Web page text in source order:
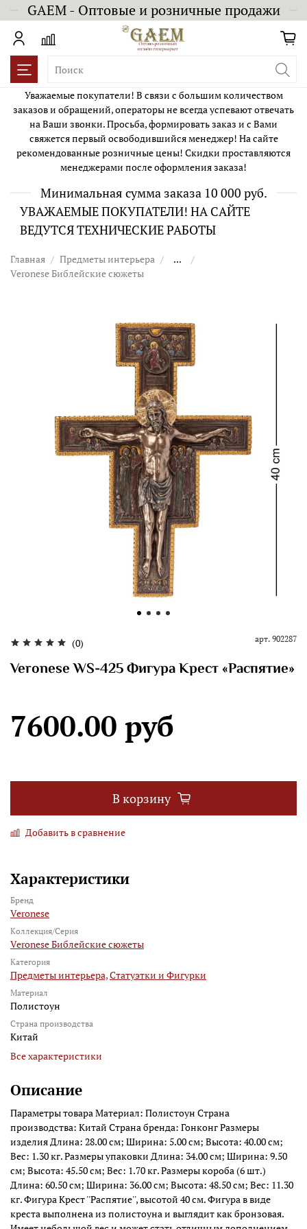
GAEM - Оптовые и розничные продажи
Уважаемые покупатели! В связи с большим количеством
заказов и обращений, операторы не всегда успевают отвечать
на Ваши звонки. Просьба, формировать заказ и с Вами
свяжется первый освободившийся менеджер! На сайте
рекомендованные розничные цены! Скидки проставляются
менеджерами после оформления заказа!
Минимальная сумма заказа 10 000 руб.
УВАЖАЕМЫЕ ПОКУПАТЕЛИ! НА САЙТЕ
ВЕДУТСЯ ТЕХНИЧЕСКИЕ РАБОТЫ
Главная Предметы интерьера
...
Veronese Библейские сюжеты
(0) арт. 902287
Veronese WS-425 Фигура Крест «Распятие»
7600.00 руб
В корзину
Добавить в сравнение
Характеристики
Бренд
Veronese
Коллекция/Серия
Veronese Библейские сюжеты
Категория
Предметы интерьера,Статуэтки и Фигурки
Материал
Полистоун
Страна производства
Китай
Все характеристики
Описание
Параметры товара Материал: Полистоун Страна
производства: Китай Страна бренда: Гонконг Размеры
изделия Длина: 28.00 см; Ширина: 5.00 см; Высота: 40.00 см;
Вес: 1.30 кг. Размеры упаковки Длина: 34.00 см; Ширина: 9.50
см; Высота: 45.50 см; Вес: 1.70 кг. Размеры короба (6 шт.)
Длина: 60.50 см; Ширина: 36.00 см; Высота: 48.50 см; Вес: 11.30
кг. Фигура Крест ''Распятие'', высотой 40 см. Фигура в виде
креста выполнена из полистоуна и выглядит как бронзовая.